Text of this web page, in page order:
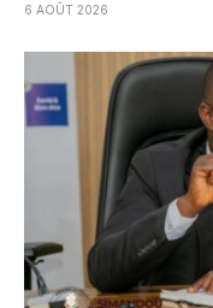
6 AOÛT 2026